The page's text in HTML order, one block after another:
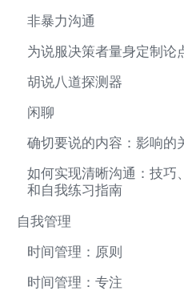
非暴力沟通
为说服决策者量身定制论
胡说八道探测器
闲聊
确切要说的内容：影响的
如何实现清晰沟通：技巧
和自我练习指南
自我管理
时间管理：原则
时间管理：专注